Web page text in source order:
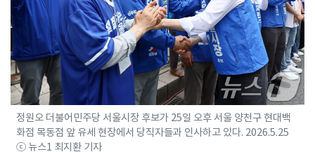
정원오 더불어민주당 서울시장 후보가 25일 오후 서울 양천구 현대백
화점 목동점 앞 유세 현장에서 당직자들과 인사하고 있다. 2026.5.25
ⓒ 뉴스1 최지환 기자